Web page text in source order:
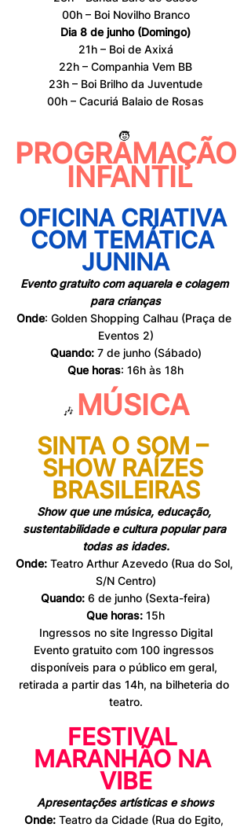
00h – Boi Novilho Branco
Dia 8 de junho (Domingo)
21h – Boi de Axixá
22h – Companhia Vem BB
23h – Boi Brilho da Juventude
00h – Cacuriá Balaio de Rosas
🧒
PROGRAMAÇÃO
INFANTIL
OFICINA CRIATIVA
COM TEMÁTICA
JUNINA
Evento gratuito com aquarela e colagem
para crianças
Onde: Golden Shopping Calhau (Praça de
Eventos 2)
Quando: 7 de junho (Sábado)
Que horas: 16h às 18h
🎶 MÚSICA
SINTA O SOM –
SHOW RAÍZES
BRASILEIRAS
Show que une música, educação,
sustentabilidade e cultura popular para
todas as idades.
Onde: Teatro Arthur Azevedo (Rua do Sol,
S/N Centro)
Quando: 6 de junho (Sexta-feira)
Que horas: 15h
Ingressos no site Ingresso Digital
Evento gratuito com 100 ingressos
disponíveis para o público em geral,
retirada a partir das 14h, na bilheteria do
teatro.
FESTIVAL
MARANHÃO NA
VIBE
Apresentações artísticas e shows
Onde: Teatro da Cidade (Rua do Egito,